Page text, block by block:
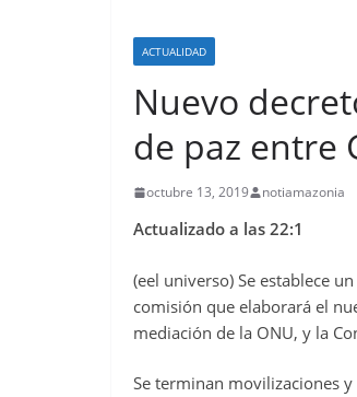
ACTUALIDAD
Nuevo
de paz entre
octubre 13, 2019 notiamazonia
Actualizado a las 22:1
(eel universo) Se establece
comisión que elaborará el
mediación de la ONU, y la
Se terminan movilizaciones